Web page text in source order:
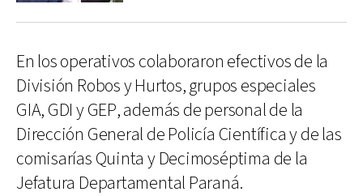
En los operativos colaboraron efectivos de la
División Robos y Hurtos, grupos especiales
GIA, GDI y GEP, además de personal de la
Dirección General de Policía Científica y de las
comisarías Quinta y Decimoséptima de la
Jefatura Departamental Paraná.